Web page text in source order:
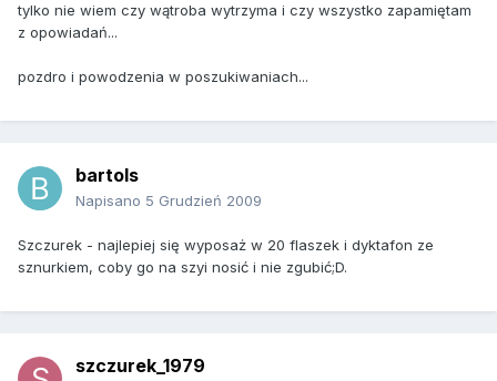
tylko nie wiem czy wątroba wytrzyma i czy wszystko zapamiętam
z opowiadań...
pozdro i powodzenia w poszukiwaniach...
bartols
Napisano 5 Grudzień 2009
Szczurek - najlepiej się wyposaż w 20 flaszek i dyktafon ze
sznurkiem, coby go na szyi nosić i nie zgubić;D.
szczurek_1979